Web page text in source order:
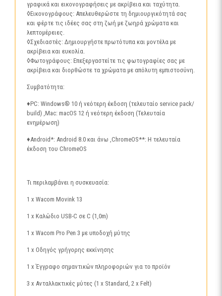
γραφικά και εικονογραφήσεις με ακρίβεια και ταχύτητα.
◊Εικονογράφους: Απελευθερώστε τη δημιουργικότητά σας
και φέρτε τις ιδέες σας στη ζωή με ζωηρά χρώματα και
λεπτομέρειες.
◊Σχεδιαστές: Δημιουργήστε πρωτότυπα και μοντέλα με
ακρίβεια και ευκολία.
◊Φωτογράφους: Επεξεργαστείτε τις φωτογραφίες σας με
ακρίβεια και διορθώστε τα χρώματα με απόλυτη εμπιστοσύνη.
Συμβατότητα:
♦PC: Windows® 10 ή νεότερη έκδοση (τελευταίο service pack/
build) ,Mac: macOS 12 ή νεότερη έκδοση (Τελευταία
ενημέρωση)
♦Android*: Android 8.0 και άνω ,ChromeOS**: Η τελευταία
έκδοση του ChromeOS
Τι περιλαμβάνει η συσκευασία:
1 x Wacom Movink 13
1 x Καλώδιο USB-C σε C (1,0m)
1 x Wacom Pro Pen 3 με υποδοχή μύτης
1 x Οδηγός γρήγορης εκκίνησης
1 x Έγγραφο σημαντικών πληροφοριών για το προϊόν
3 x Ανταλλακτικές μύτες (1 x Standard, 2 x Felt)